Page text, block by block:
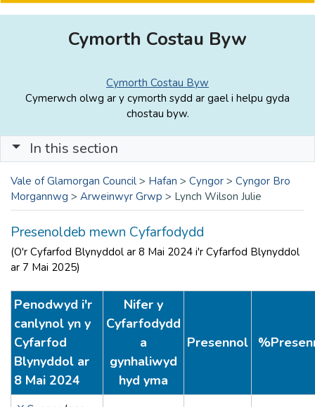
Cymorth Costau Byw
Cymorth Costau Byw
Cymerwch olwg ar y cymorth sydd ar gael i helpu gyda
chostau byw.
In this section
Vale of Glamorgan Council > Hafan > Cyngor > Cyngor Bro
Morgannwg > Arweinwyr Grwp > Lynch Wilson Julie
Presenoldeb mewn Cyfarfodydd
(O'r Cyfarfod Blynyddol ar 8 Mai 2024 i'r Cyfarfod Blynyddol
ar 7 Mai 2025)
Penodwyd i'r
canlynol yn y
Cyfarfod
Blynyddol ar
8 Mai 2024
Nifer y
Cyfarfodydd
a
gynhaliwyd
hyd yma
Presennol